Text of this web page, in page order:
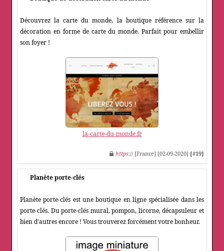
Découvrez la carte du monde, la boutique référence sur la
décoration en forme de carte du monde. Parfait pour embellir
son foyer !
la-carte-du-monde.fr
https:// [France] [02-09-2020] [#19]
Planète porte-clés
Planète porte-clés est une boutique en ligne spécialisée dans les
porte-clés. Du porte-clés mural, pompon, licorne, décapsuleur et
bien d'autres encore ! Vous trouverez forcément votre bonheur.